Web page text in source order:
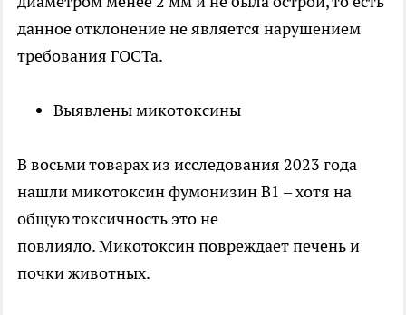
данное отклонение не является нарушением
требования ГОСТа.
Выявлены микотоксины
В восьми товарах из исследования 2023 года
нашли микотоксин фумонизин В1 – хотя на
общую токсичность это не
повлияло. Микотоксин повреждает печень и
почки животных.